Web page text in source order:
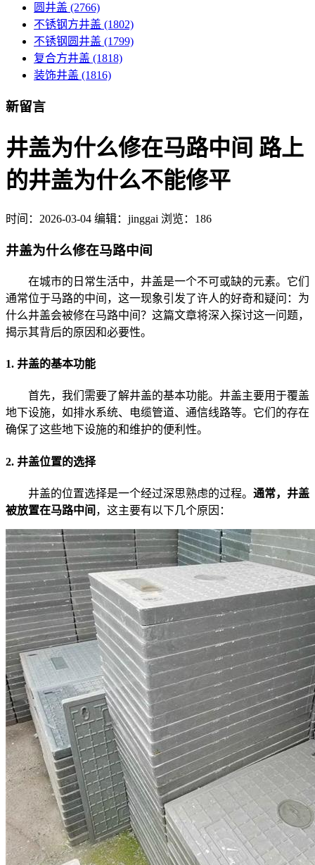
圆井盖 (2766)
不锈钢方井盖 (1802)
不锈钢圆井盖 (1799)
复合方井盖 (1818)
装饰井盖 (1816)
新留言
井盖为什么修在马路中间 路上
的井盖为什么不能修平
时间： 2026-03-04 编辑：jinggai 浏览：186
井盖为什么修在马路中间
在城市的日常生活中，井盖是一个不可或缺的元素。它们
通常位于马路的中间，这一现象引发了许人的好奇和疑问：为
什么井盖会被修在马路中间？这篇文章将深入探讨这一问题，
揭示其背后的原因和必要性。
1. 井盖的基本功能
首先，我们需要了解井盖的基本功能。井盖主要用于覆盖
地下设施，如排水系统、电缆管道、通信线路等。它们的存在
确保了这些地下设施的和维护的便利性。
2. 井盖位置的选择
井盖的位置选择是一个经过深思熟虑的过程。 通常，井盖
被放置在马路中间 ，这主要有以下几个原因：